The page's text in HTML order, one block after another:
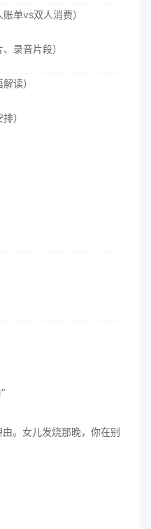
单vs双人消费）
录音片段）
读）
）
。女儿发烧那晚，你在别